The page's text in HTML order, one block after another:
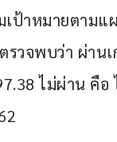
ป้าหมายตามแ
รวจพบว่า ผ่า
ไม่ผ่าน คือ